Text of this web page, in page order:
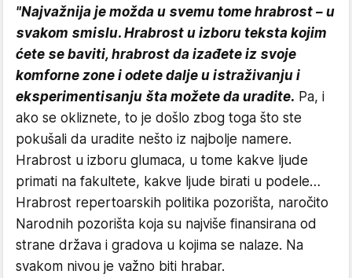
"Najvažnija je možda u svemu tome hrabrost – u
svakom smislu. Hrabrost u izboru teksta kojim
ćete se baviti, hrabrost da izađete iz svoje
komforne zone i odete dalje u istraživanju i
eksperimentisanju šta možete da uradite. Pa, i
ako se okliznete, to je došlo zbog toga što ste
pokušali da uradite nešto iz najbolje namere.
Hrabrost u izboru glumaca, u tome kakve ljude
primati na fakultete, kakve ljude birati u podele…
Hrabrost repertoarskih politika pozorišta, naročito
Narodnih pozorišta koja su najviše finansirana od
strane država i gradova u kojima se nalaze. Na
svakom nivou je važno biti hrabar.